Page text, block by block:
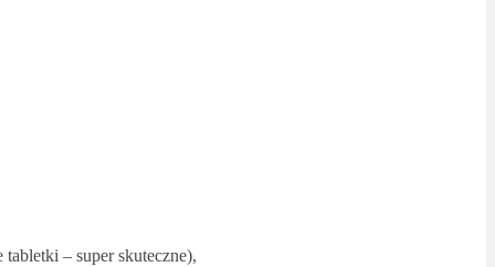
– super skuteczne),